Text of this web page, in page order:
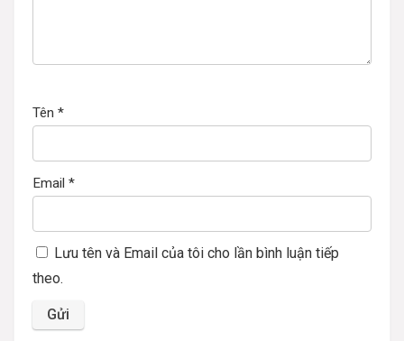
Tên *
Email *
Lưu tên và Email của tôi cho lần bình luận tiếp
theo.